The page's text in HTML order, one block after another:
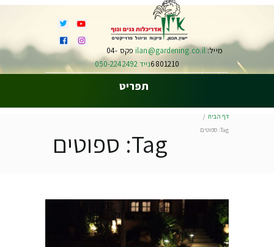
מייל:ilan@gardening.co.il
פקס 04-
6801210נייד 050-2242492
תפריט
Tag: ספוטים
דף הבית
Tag: ספוטים